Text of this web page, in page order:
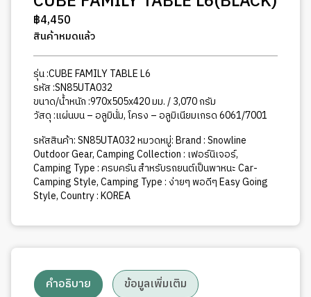
฿4,450
สินค้าหมดแล้ว
รุ่น :CUBE FAMILY TABLE L6
รหัส :SN85UTA032
ขนาด/น้ำหนัก :970x505x420 มม. / 3,070 กรัม
วัสดุ :แผ่นบน – อลูมินั่ม, โครง – อลูมิเนียมเกรด 6061/7001
รหัสสินค้า:SN85UTA032หมวดหมู่:Brand : Snowline
Outdoor Gear,Camping Collection : เฟอร์นิเจอร์,
Camping Type : ครบครัน สำหรับรถยนต์เป็นพาหนะ Car-
Camping Style,Camping Type : ง่ายๆ พอดีๆ Easy Going
Style,Country : KOREA
คำอธิบาย ข้อมูลเพิ่มเติม